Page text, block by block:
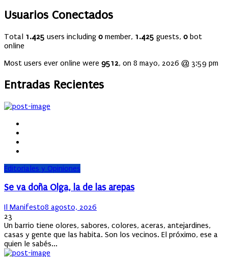
Usuarios Conectados
Total 1.425 users including 0 member, 1.425 guests, 0 bot
online
Most users ever online were 9512, on 8 mayo, 2026 @ 3:59 pm
Entradas Recientes
Editoriales y Opiniones
Se va doña Olga, la de las arepas
Author
Il ManifestoPosted
8 agosto, 2026
23
Un barrio tiene olores, sabores, colores, aceras, antejardines,
casas y gente que las habita. Son los vecinos. El próximo, ese a
quien le sabés...